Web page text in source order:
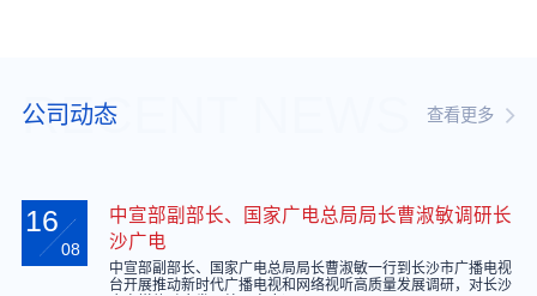
RECENT NEWS
公司动态 查看更多
16
08
中宣部副部长、国家广电总局局长曹淑敏调研长
沙广电
中宣部副部长、国家广电总局局长曹淑敏一行到长沙市广播电视
台开展推动新时代广播电视和网络视听高质量发展调研，对长沙